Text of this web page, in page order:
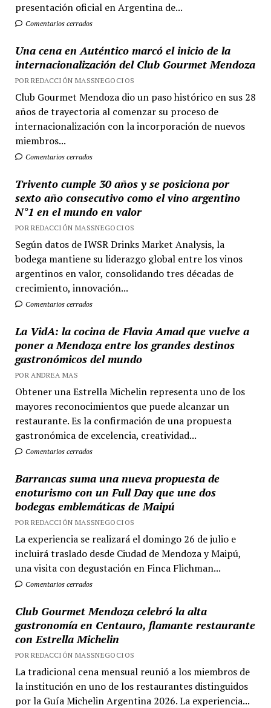
presentación oficial en Argentina de...
Comentarios cerrados
Una cena en Auténtico marcó el inicio de la
internacionalización del Club Gourmet Mendoza
POR REDACCIÓN MASSNEGOCIOS
Club Gourmet Mendoza dio un paso histórico en sus 28
años de trayectoria al comenzar su proceso de
internacionalización con la incorporación de nuevos
miembros...
Comentarios cerrados
Trivento cumple 30 años y se posiciona por
sexto año consecutivo como el vino argentino
N°1 en el mundo en valor
POR REDACCIÓN MASSNEGOCIOS
Según datos de IWSR Drinks Market Analysis, la
bodega mantiene su liderazgo global entre los vinos
argentinos en valor, consolidando tres décadas de
crecimiento, innovación...
Comentarios cerrados
La VidA: la cocina de Flavia Amad que vuelve a
poner a Mendoza entre los grandes destinos
gastronómicos del mundo
POR ANDREA MAS
Obtener una Estrella Michelin representa uno de los
mayores reconocimientos que puede alcanzar un
restaurante. Es la confirmación de una propuesta
gastronómica de excelencia, creatividad...
Comentarios cerrados
Barrancas suma una nueva propuesta de
enoturismo con un Full Day que une dos
bodegas emblemáticas de Maipú
POR REDACCIÓN MASSNEGOCIOS
La experiencia se realizará el domingo 26 de julio e
incluirá traslado desde Ciudad de Mendoza y Maipú,
una visita con degustación en Finca Flichman...
Comentarios cerrados
Club Gourmet Mendoza celebró la alta
gastronomía en Centauro, flamante restaurante
con Estrella Michelin
POR REDACCIÓN MASSNEGOCIOS
La tradicional cena mensual reunió a los miembros de
la institución en uno de los restaurantes distinguidos
por la Guía Michelin Argentina 2026. La experiencia...